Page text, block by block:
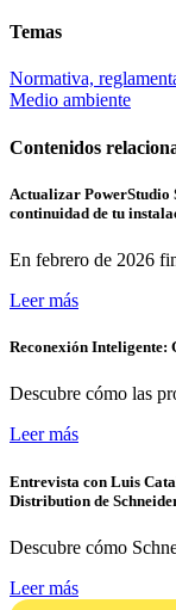
Temas
Normativa,
Medio ambiente
Contenidos
Actualizar PowerStudio
continuidad de tu
En febrero de 2026
Leer más
Reconexión
Descubre cómo las
Leer más
Entrevista con Luis
Distribution de
Descubre cómo
Leer más